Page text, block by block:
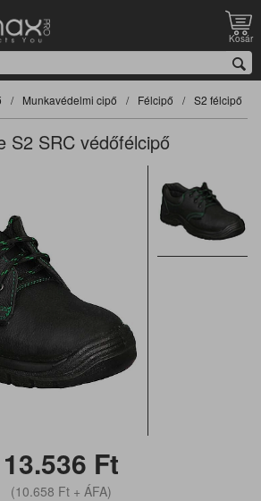
Kosár
Munkavédelmi cipő Félcipő S2 félcipő
S2 SRC védőfélcipő
13.536 Ft
(10.658 Ft+ ÁFA)